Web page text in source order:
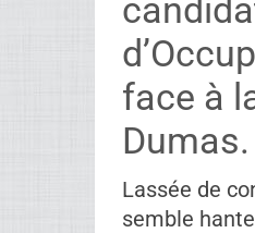
face à
Dumas.
Lassée de
semble